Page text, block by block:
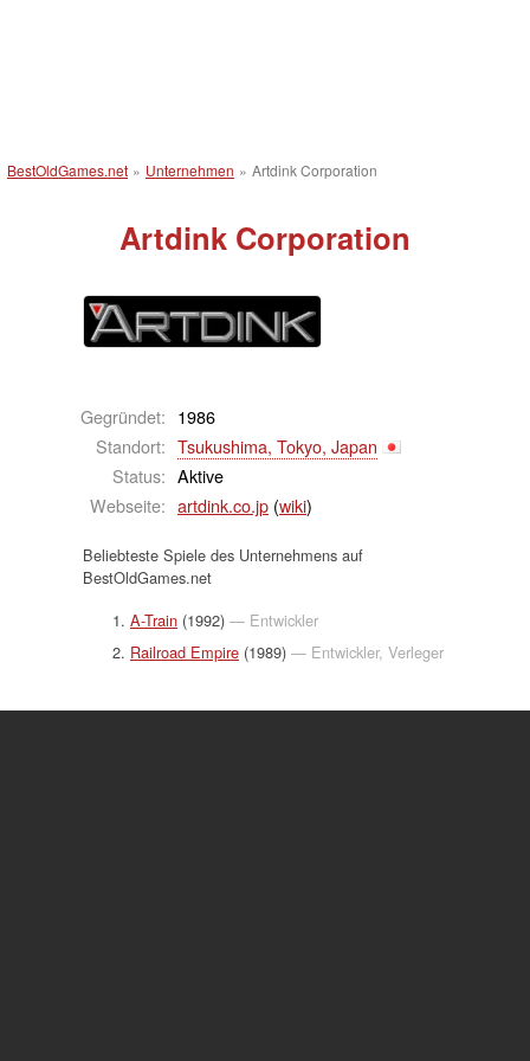
BestOldGames.net » Unternehmen » Artdink Corporation
Artdink Corporation
Gegründet: 1986
Standort: Tsukushima, Tokyo, Japan
Status: Aktive
Webseite: artdink.co.jp (wiki)
Beliebteste Spiele des Unternehmens auf
BestOldGames.net
A-Train (1992) — Entwickler
Railroad Empire (1989) — Entwickler, Verleger